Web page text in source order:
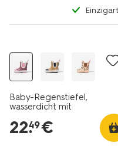
Baby-Regenstiefel,
wasserdicht mit
22.
49€